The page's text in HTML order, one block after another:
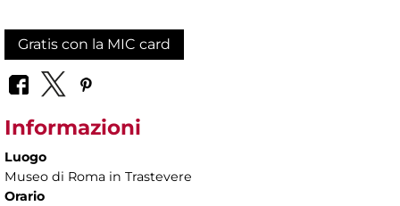
Gratis con la MIC card
Informazioni
Luogo
Museo di Roma in Trastevere
Orario